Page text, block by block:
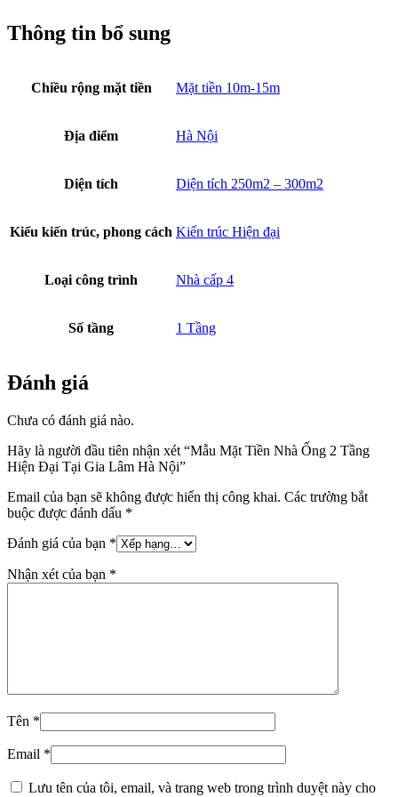
Thông tin bổ sung
Chiều rộng mặt tiền Mặt tiền 10m-15m
Địa điểm Hà Nội
Diện tích Diện tích 250m2 – 300m2
Kiểu kiến trúc, phong cách Kiến trúc Hiện đại
Loại công trình Nhà cấp 4
Số tầng 1 Tầng
Đánh giá
Chưa có đánh giá nào.
Hãy là người đầu tiên nhận xét “Mẫu Mặt Tiền Nhà Ống 2 Tầng
Hiện Đại Tại Gia Lâm Hà Nội”
Email của bạn sẽ không được hiển thị công khai. Các trường bắt
buộc được đánh dấu *
Đánh giá của bạn *
Nhận xét của bạn *
Tên *
Email *
Lưu tên của tôi, email, và trang web trong trình duyệt này cho